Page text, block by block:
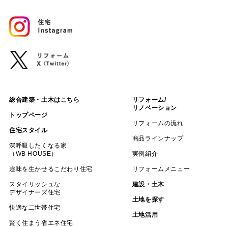
総合建築・土木はこちら
トップページ
住宅スタイル
深呼吸したくなる家
（WB HOUSE）
趣味を生かせるこだわり住宅
スタイリッシュな
デザイナーズ住宅
快適な二世帯住宅
賢く住まう省エネ住宅
リフォーム/
リノベーション
リフォームの流れ
商品ラインナップ
実例紹介
リフォームメニュー
建設・土木
土地を探す
土地活用